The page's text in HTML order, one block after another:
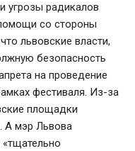
угрозы радикалов
со стороны
львовские власти,
безопасность
на проведение
фестиваля. Из-за
площадки
А мэр Львова